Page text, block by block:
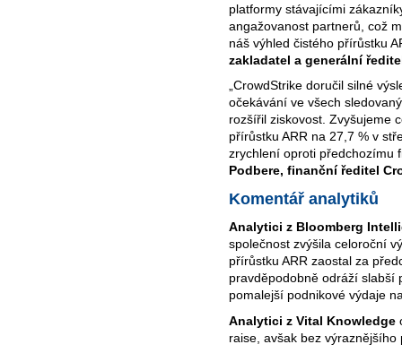
platformy stávajícími
angažovanost partnerů, což
náš výhled čistého přírůstku
zakladatel a generální
„CrowdStrike doručil silné
očekávání ve všech
rozšířil ziskovost. Zvyšujeme
přírůstku ARR na 27,7 % v
zrychlení oproti předchozímu
Podbere, finanční ředitel
Komentář analytiků
Analytici z Bloomberg
společnost zvýšila celoroční
přírůstku ARR zaostal za
pravděpodobně odráží slabší
pomalejší podnikové výdaje
Analytici z Vital Knowledge
raise, avšak bez výraznějšího